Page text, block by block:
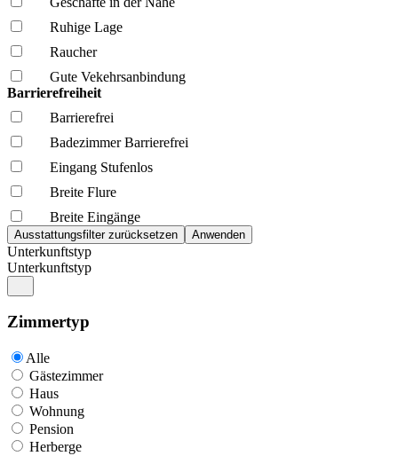
Ruhige Lage
Raucher
Gute Vekehrsanbindung
Barrierefreiheit
Barrierefrei
Badezimmer Barrierefrei
Eingang Stufenlos
Breite Flure
Breite Eingänge
Unterkunftstyp
Unterkunftstyp
Zimmertyp
Alle
Gästezimmer
Haus
Wohnung
Pension
Herberge